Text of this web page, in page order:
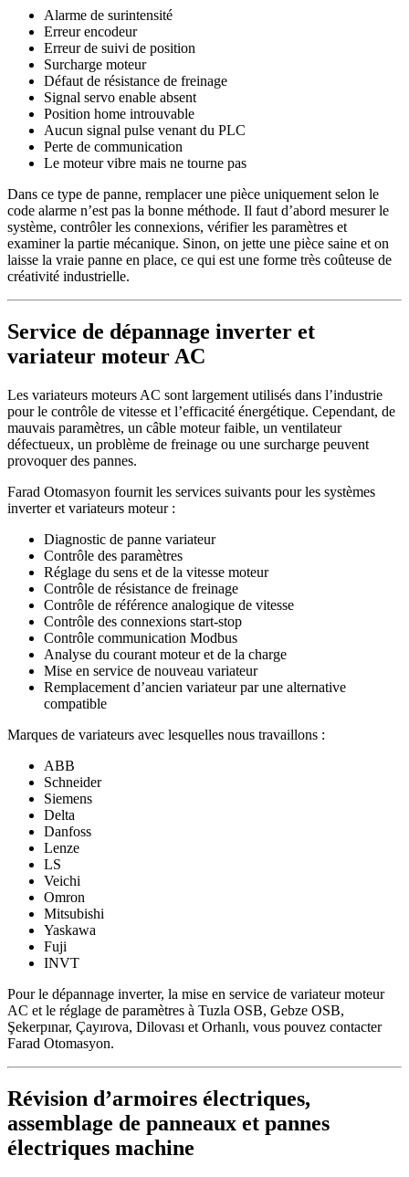
Alarme de surintensité
Erreur encodeur
Erreur de suivi de position
Surcharge moteur
Défaut de résistance de freinage
Signal servo enable absent
Position home introuvable
Aucun signal pulse venant du PLC
Perte de communication
Le moteur vibre mais ne tourne pas
Dans ce type de panne, remplacer une pièce uniquement selon le
code alarme n’est pas la bonne méthode. Il faut d’abord mesurer le
système, contrôler les connexions, vérifier les paramètres et
examiner la partie mécanique. Sinon, on jette une pièce saine et on
laisse la vraie panne en place, ce qui est une forme très coûteuse de
créativité industrielle.
Service de dépannage inverter et
variateur moteur AC
Les variateurs moteurs AC sont largement utilisés dans l’industrie
pour le contrôle de vitesse et l’efficacité énergétique. Cependant, de
mauvais paramètres, un câble moteur faible, un ventilateur
défectueux, un problème de freinage ou une surcharge peuvent
provoquer des pannes.
Farad Otomasyon fournit les services suivants pour les systèmes
inverter et variateurs moteur :
Diagnostic de panne variateur
Contrôle des paramètres
Réglage du sens et de la vitesse moteur
Contrôle de résistance de freinage
Contrôle de référence analogique de vitesse
Contrôle des connexions start-stop
Contrôle communication Modbus
Analyse du courant moteur et de la charge
Mise en service de nouveau variateur
Remplacement d’ancien variateur par une alternative
compatible
Marques de variateurs avec lesquelles nous travaillons :
ABB
Schneider
Siemens
Delta
Danfoss
Lenze
LS
Veichi
Omron
Mitsubishi
Yaskawa
Fuji
INVT
Pour le dépannage inverter, la mise en service de variateur moteur
AC et le réglage de paramètres à Tuzla OSB, Gebze OSB,
Şekerpınar, Çayırova, Dilovası et Orhanlı, vous pouvez contacter
Farad Otomasyon.
Révision d’armoires électriques,
assemblage de panneaux et pannes
électriques machine